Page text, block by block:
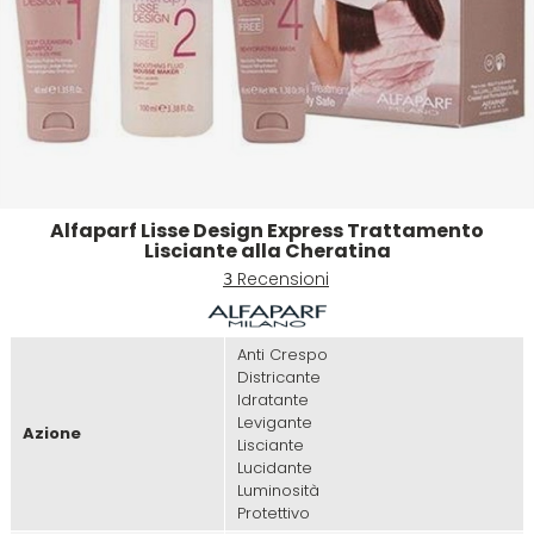
Artego
Arya
Astra
Colorpack
Comprof
Cosmethic
Davines
E
Edelstein
Eksperience
Emulsioni Ossidanti
Emulsioni Permanenti
Alfaparf Lisse Design Express Trattamento
Lisciante alla Cheratina
3 Recensioni
Azione
Anti Crespo
Districante
Idratante
Levigante
Lisciante
Lucidante
Luminosità
Protettivo